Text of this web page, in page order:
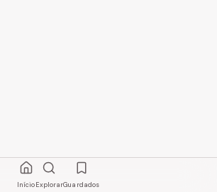
InícioExplorarGuardados